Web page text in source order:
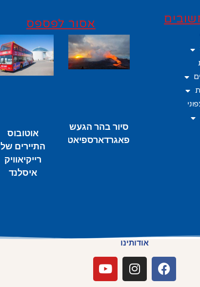
אסור לפספס
סיור בהר הגעש
פאגרדארספיאטל
אוטובוס
התיירים של
רייקיאוויק
איסלנד
אודותינו